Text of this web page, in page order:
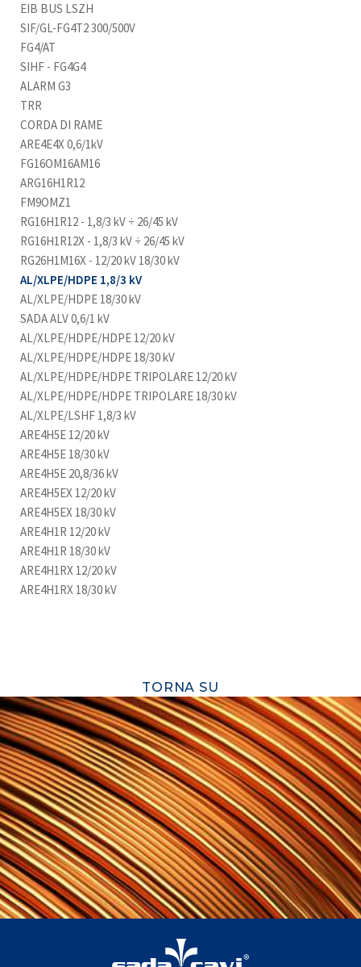
EIB BUS LSZH
SIF/GL-FG4T2 300/500V
FG4/AT
SIHF - FG4G4
ALARM G3
TRR
CORDA DI RAME
ARE4E4X 0,6/1kV
FG16OM16AM16
ARG16H1R12
FM9OMZ1
RG16H1R12 - 1,8/3 kV ÷ 26/45 kV
RG16H1R12X - 1,8/3 kV ÷ 26/45 kV
RG26H1M16X - 12/20 kV 18/30 kV
AL/XLPE/HDPE 1,8/3 kV
AL/XLPE/HDPE 18/30 kV
SADA ALV 0,6/1 kV
AL/XLPE/HDPE/HDPE 12/20 kV
AL/XLPE/HDPE/HDPE 18/30 kV
AL/XLPE/HDPE/HDPE TRIPOLARE 12/20 kV
AL/XLPE/HDPE/HDPE TRIPOLARE 18/30 kV
AL/XLPE/LSHF 1,8/3 kV
ARE4H5E 12/20 kV
ARE4H5E 18/30 kV
ARE4H5E 20,8/36 kV
ARE4H5EX 12/20 kV
ARE4H5EX 18/30 kV
ARE4H1R 12/20 kV
ARE4H1R 18/30 kV
ARE4H1RX 12/20 kV
ARE4H1RX 18/30 kV
TORNA SU